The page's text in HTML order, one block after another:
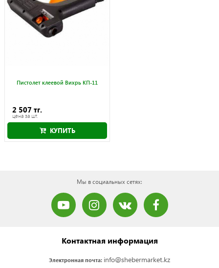
Пистолет клеевой Вихрь КП-11
2 507 тг.
цена за шт.
КУПИТЬ
Мы в социальных сетях:
Контактная информация
Электронная почта: info@shebermarket.kz